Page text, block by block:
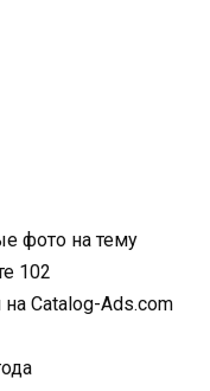
фото на тему
102
Catalog-Ads.com